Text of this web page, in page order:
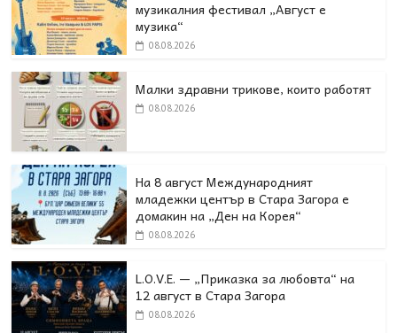
музикалния фестивал „Август е
музика“
08.08.2026
Малки здравни трикове, които работят
08.08.2026
На 8 август Международният
младежки център в Стара Загора е
домакин на „Ден на Корея“
08.08.2026
L.O.V.E. — „Приказка за любовта“ на
12 август в Стара Загора
08.08.2026